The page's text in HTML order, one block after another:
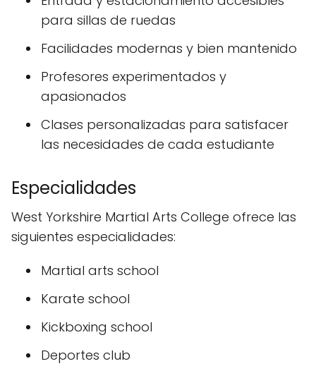
para sillas de ruedas
Facilidades modernas y bien mantenido
Profesores experimentados y
apasionados
Clases personalizadas para satisfacer
las necesidades de cada estudiante
Especialidades
West Yorkshire Martial Arts College ofrece las
siguientes especialidades:
Martial arts school
Karate school
Kickboxing school
Deportes club